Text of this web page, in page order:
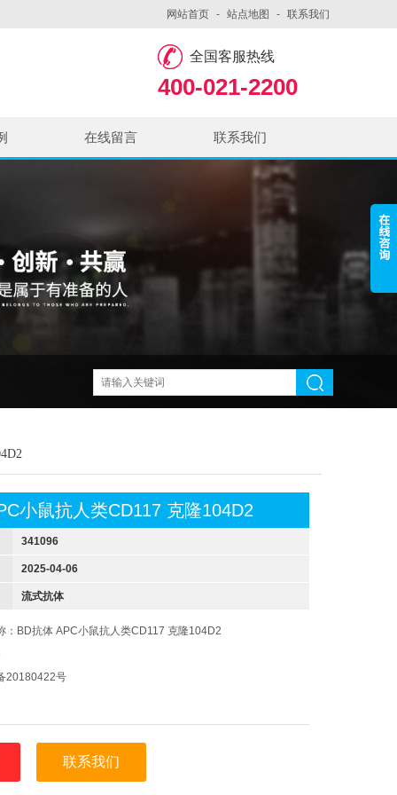
网站首页 - 站点地图 - 联系我们
全国客服热线
400-021-2200
在线留言 联系我们
小鼠抗人类CD117 克隆104D2
341096
2025-04-06
流式抗体
：BD抗体 APC小鼠抗人类CD117 克隆104D2
20180422号
联系我们